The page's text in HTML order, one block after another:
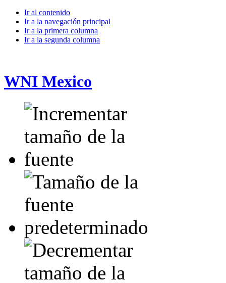
Ir al contenido
Ir a la navegación principal
Ir a la primera columna
Ir a la segunda columna
WNI Mexico